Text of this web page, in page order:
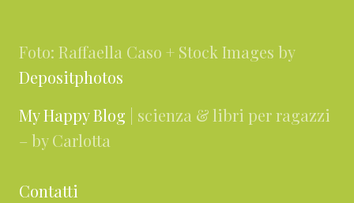
Foto: Raffaella Caso + Stock Images by
Depositphotos
My Happy Blog | scienza & libri per ragazzi
– by Carlotta
Contatti